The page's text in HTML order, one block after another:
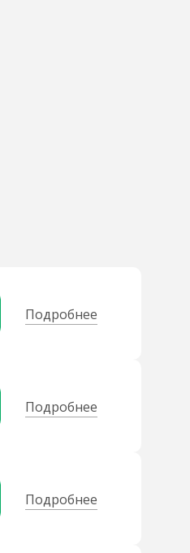
Подробнее
Подробнее
Подробнее